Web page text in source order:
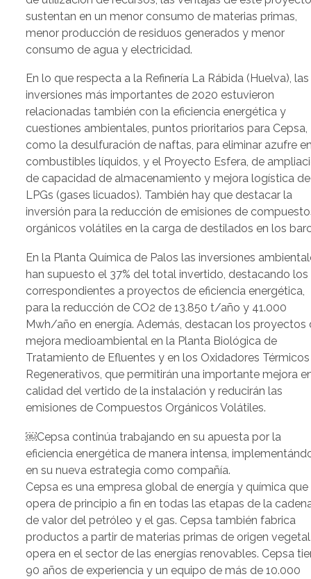
sustentan en un menor consumo de materias primas,
menor producción de residuos generados y menor
consumo de agua y electricidad.
En lo que respecta a la Refinería La Rábida (Huelva), las
inversiones más importantes de 2020 estuvieron
relacionadas también con la eficiencia energética y
cuestiones ambientales, puntos prioritarios para Cepsa,
como la desulfuración de naftas, para eliminar azufre
combustibles líquidos, y el Proyecto Esfera, de
de capacidad de almacenamiento y mejora logística de
LPGs (gases licuados). También hay que destacar la
inversión para la reducción de emisiones de
orgánicos volátiles en la carga de destilados en los
En la Planta Química de Palos las inversiones
han supuesto el 37% del total invertido, destacando los
correspondientes a proyectos de eficiencia energética,
para la reducción de CO2 de 13.850 t/año y 41.000
Mwh/año en energía. Además, destacan los proyectos
mejora medioambiental en la Planta Biológica de
Tratamiento de Efluentes y en los Oxidadores Térmicos
Regenerativos, que permitirán una importante mejora
calidad del vertido de la instalación y reducirán las
emisiones de Compuestos Orgánicos Volátiles.
￼Cepsa continúa trabajando en su apuesta por la
eficiencia energética de manera intensa,
en su nueva estrategia como compañía.
Cepsa es una empresa global de energía y química que
opera de principio a fin en todas las etapas de la
de valor del petróleo y el gas. Cepsa también fabrica
productos a partir de materias primas de origen
opera en el sector de las energías renovables. Cepsa
90 años de experiencia y un equipo de más de 10.000